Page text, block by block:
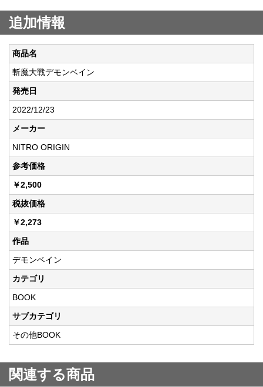
追加情報
商品名
斬魔大戰デモンベイン
発売日
2022/12/23
メーカー
NITRO ORIGIN
参考価格
￥2,500
税抜価格
￥2,273
作品
デモンベイン
カテゴリ
BOOK
サブカテゴリ
その他BOOK
関連する商品